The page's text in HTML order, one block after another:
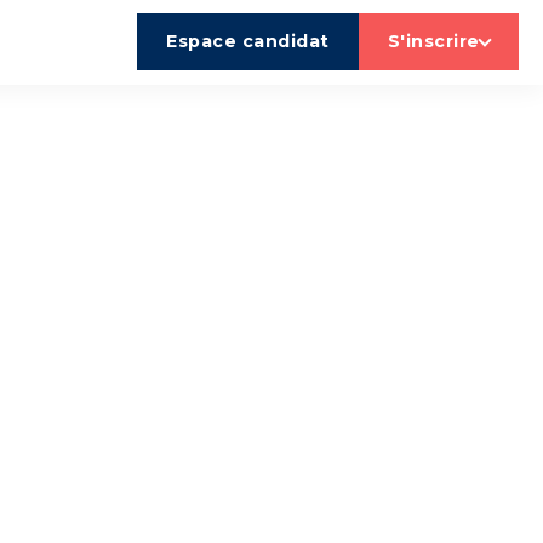
Espace candidat S'inscrire